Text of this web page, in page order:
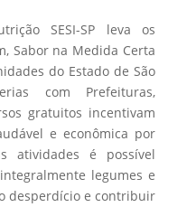
SESI-SP leva os
Sabor na Medida Certa
do Estado de São
com Prefeituras,
gratuitos incentivam
e econômica por
atividades é possível
legumes e
desperdício e contribuir